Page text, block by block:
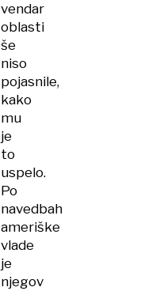
vendar
oblasti
še
niso
pojasnile,
kako
mu
je
to
uspelo.
Po
navedbah
ameriške
vlade
je
njegov